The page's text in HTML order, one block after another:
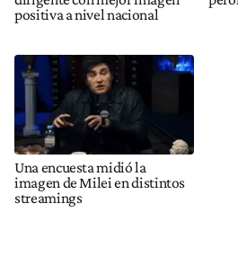
positiva a nivel nacional
Una encuesta midió la
imagen de Milei en distintos
streamings